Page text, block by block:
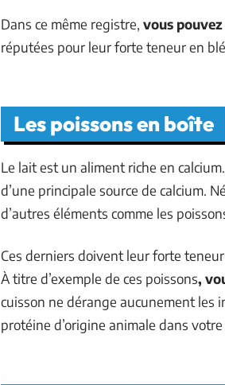
Dans ce même registre, vous
réputées pour leur forte teneur en
Les poissons en boîte
Le lait est un aliment riche en
d’une principale source de calcium.
d’autres éléments comme les
Ces derniers doivent leur forte
À titre d’exemple de ces poissons,
cuisson ne dérange aucunement les
protéine d’origine animale dans